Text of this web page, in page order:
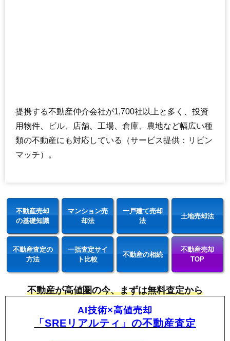
提携する不動産仲介会社が1,700社以上と多く、投資
用物件、ビル、店舗、工場、倉庫、農地など幅広い種
類の不動産にも対応している（サービス提供：リビン
マッチ）。
不動産売却
の基礎知識
マンション売
却法
一戸建て売却
法
土地売却法
不動産査定の
方法
一括査定サイ
ト比較
不動産の相続
不動産売却
TOP
不動産が高値圏の今、まずは無料査定から
AI技術×高値売却
「SREリアルティ」の不動産査定